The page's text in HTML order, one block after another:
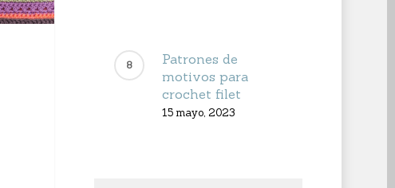
Patrones de
motivos para
crochet filet
15 mayo, 2023